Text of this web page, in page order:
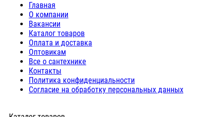
Главная
О компании
Вакансии
Каталог товаров
Оплата и доставка
Оптовикам
Все о сантехнике
Контакты
Политика конфиденциальности
Согласие на обработку персональных данных